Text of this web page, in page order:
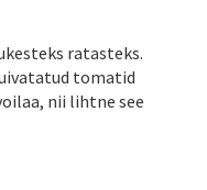
ratasteks.
tomatid
nii lihtne see